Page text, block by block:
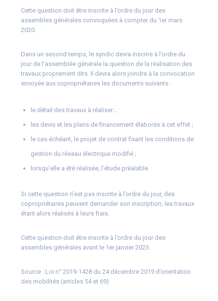
Cette question doit être inscrite à l’ordre du jour des
assembles générales convoquées à compter du 1er mars
2020.
Dans un second temps, le syndic devra inscrire à l’ordre du
jour de l’assemblée générale la question de la réalisation des
travaux proprement dits. Il devra alors joindre à la convocation
envoyée aux copropriétaires les documents suivants :
le détail des travaux à réaliser ;
les devis et les plans de financement élaborés à cet effet ;
le cas échéant, le projet de contrat fixant les conditions de
gestion du réseau électrique modifié ;
lorsqu’elle a été réalisée, l’étude préalable.
Si cette question n’est pas inscrite à l’ordre du jour, des
copropriétaires peuvent demander son inscription, les travaux
étant alors réalisés à leurs frais.
Cette question doit être inscrite à l’ordre du jour des
assembles générales avant le 1er janvier 2023.
Source : Loi n° 2019-1428 du 24 décembre 2019 d’orientation
des mobilités (articles 54 et 69)